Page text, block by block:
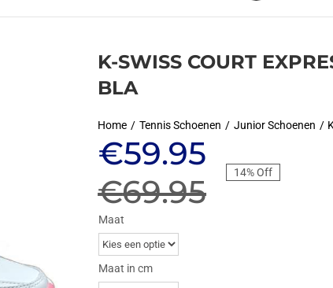
K-SWISS COURT
BLA
Home Tennis Schoenen Junior Schoenen
€69.95
prijs
was:
€69.95.
€59.95
Huidige
prijs
is:
€59.95.
14% Off
Maat
Maat in cm